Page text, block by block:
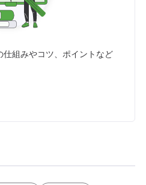
仕組みやコツ、ポイントなど